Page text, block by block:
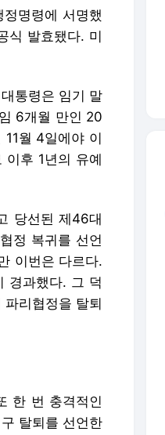
명령에 서명했
식 발효됐다. 미
통령은 임기 말
6개월 만인 20
월 4일에야 이
후 1년의 유예
당선된 제46대
정 복귀를 선언
이번은 다르다.
경과했다. 그 덕
리협정을 탈퇴
한 번 충격적인
탈퇴를 선언한